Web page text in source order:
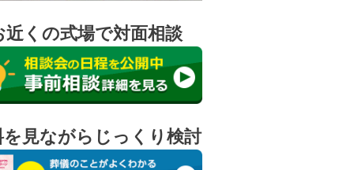
近くの式場で対面相談
を見ながらじっくり検討